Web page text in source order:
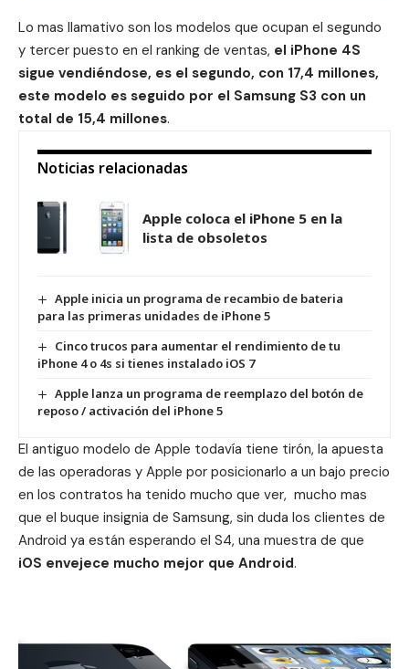
Lo mas llamativo son los modelos que ocupan el segundo
y tercer puesto en el ranking de ventas, el iPhone 4S
sigue vendiéndose, es el segundo, con 17,4 millones,
este modelo es seguido por el Samsung S3 con un
total de 15,4 millones.
Noticias relacionadas
Apple coloca el iPhone 5 en la
lista de obsoletos
Apple inicia un programa de recambio de bateria
para las primeras unidades de iPhone 5
Cinco trucos para aumentar el rendimiento de tu
iPhone 4 o 4s si tienes instalado iOS 7
Apple lanza un programa de reemplazo del botón de
reposo / activación del iPhone 5
El antiguo modelo de Apple todavía tiene tirón, la apuesta
de las operadoras y Apple por posicionarlo a un bajo precio
en los contratos ha tenido mucho que ver, mucho mas
que el buque insignia de Samsung, sin duda los clientes de
Android ya están esperando el S4, una muestra de que
iOS envejece mucho mejor que Android.